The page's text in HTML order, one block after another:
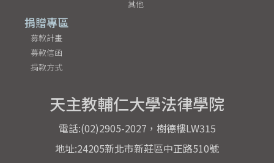
其他
捐贈專區
募款計畫
募款信函
捐款方式
天主教輔仁大學法律學院
電話:(02)2905-2027，樹德樓LW315
地址:24205新北市新莊區中正路510號